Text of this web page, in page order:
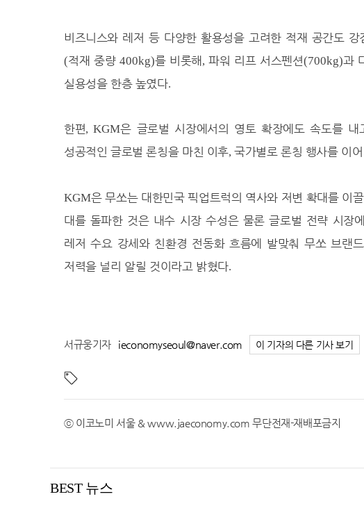
고창군 33.9℃
양산시 33.3℃
보성군 32.3℃
장흥 32.3℃
해남 31.8℃
고흥 32.5℃
의령군 34.5℃
봉화 30.9℃
영덕 28.8℃
구미 33.1℃
영천 30.5℃
비즈니스와 레저 등 다양한 활용성을 고려한 적재 공간도 강
(적재 중량 400kg)를 비롯해,파워 리프 서스펜션(700kg)과
실용성을 한층 높였다.
한편, KGM은 글로벌 시장에서의 영토 확장에도 속도를 내
성공적인 글로벌 론칭을 마친 이후, 국가별로 론칭 행사를 이
KGM은 무쏘는 대한민국 픽업트럭의 역사와 저변 확대를 이
대를 돌파한 것은 내수 시장 수성은 물론 글로벌 전략 시장
레저 수요 강세와 친환경 전동화 흐름에 발맞춰 무쏘 브랜
저력을 널리 알릴 것이라고 밝혔다.
서규웅기자 ieconomyseoul@naver.com 이 기자의 다른 기사 보기
ⓒ 이코노미 서울 & www.jaeconomy.com 무단전재-재배포금지
BEST 뉴스